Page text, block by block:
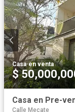
Casa·en venta
$
Casa en Pre-
Calle Mecate